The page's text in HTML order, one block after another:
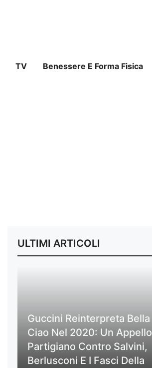
TV Benessere E Forma Fisica
ULTIMI ARTICOLI
Guccini Reinterpreta Bella
Ciao Nel 2020: Un Appello
Partigiano Contro Salvini,
Berlusconi E I Fasci Della